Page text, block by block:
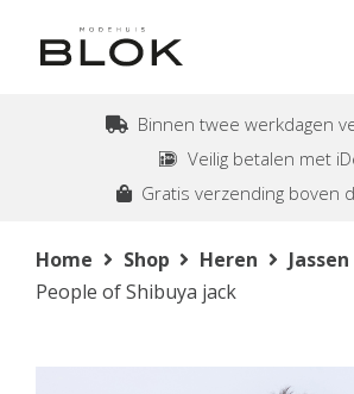
Binnen twee werkdagen
Veilig betalen met
Gratis verzending boven
Home Shop Heren Jassen
People of Shibuya jack